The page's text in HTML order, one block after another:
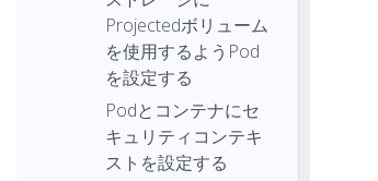
Projectedボリューム
を使用するようPod
を設定する
Podとコンテナにセ
キュリティコンテキ
ストを設定する